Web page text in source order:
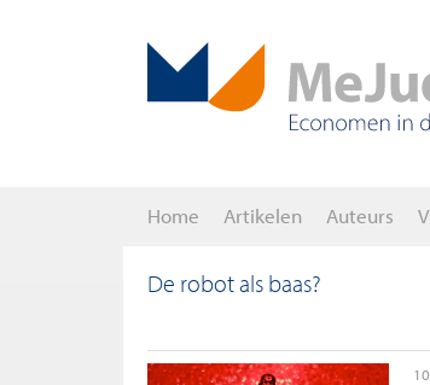
Home Artikelen Auteurs
De robot als baas?